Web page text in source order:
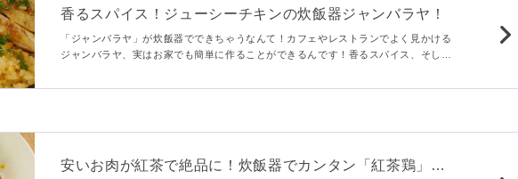
香るスパイス！ジューシーチキンの炊飯器ジャンバラヤ！
「ジャンバラヤ」が炊飯器でできちゃうなんて！カフェやレストランでよく見かける
ジャンバラヤ、実はお家でも簡単に作ることができるんです！香るスパイス、そして
がり♩
安いお肉が紅茶で絶品に！炊飯器でカンタン「紅茶鶏」の